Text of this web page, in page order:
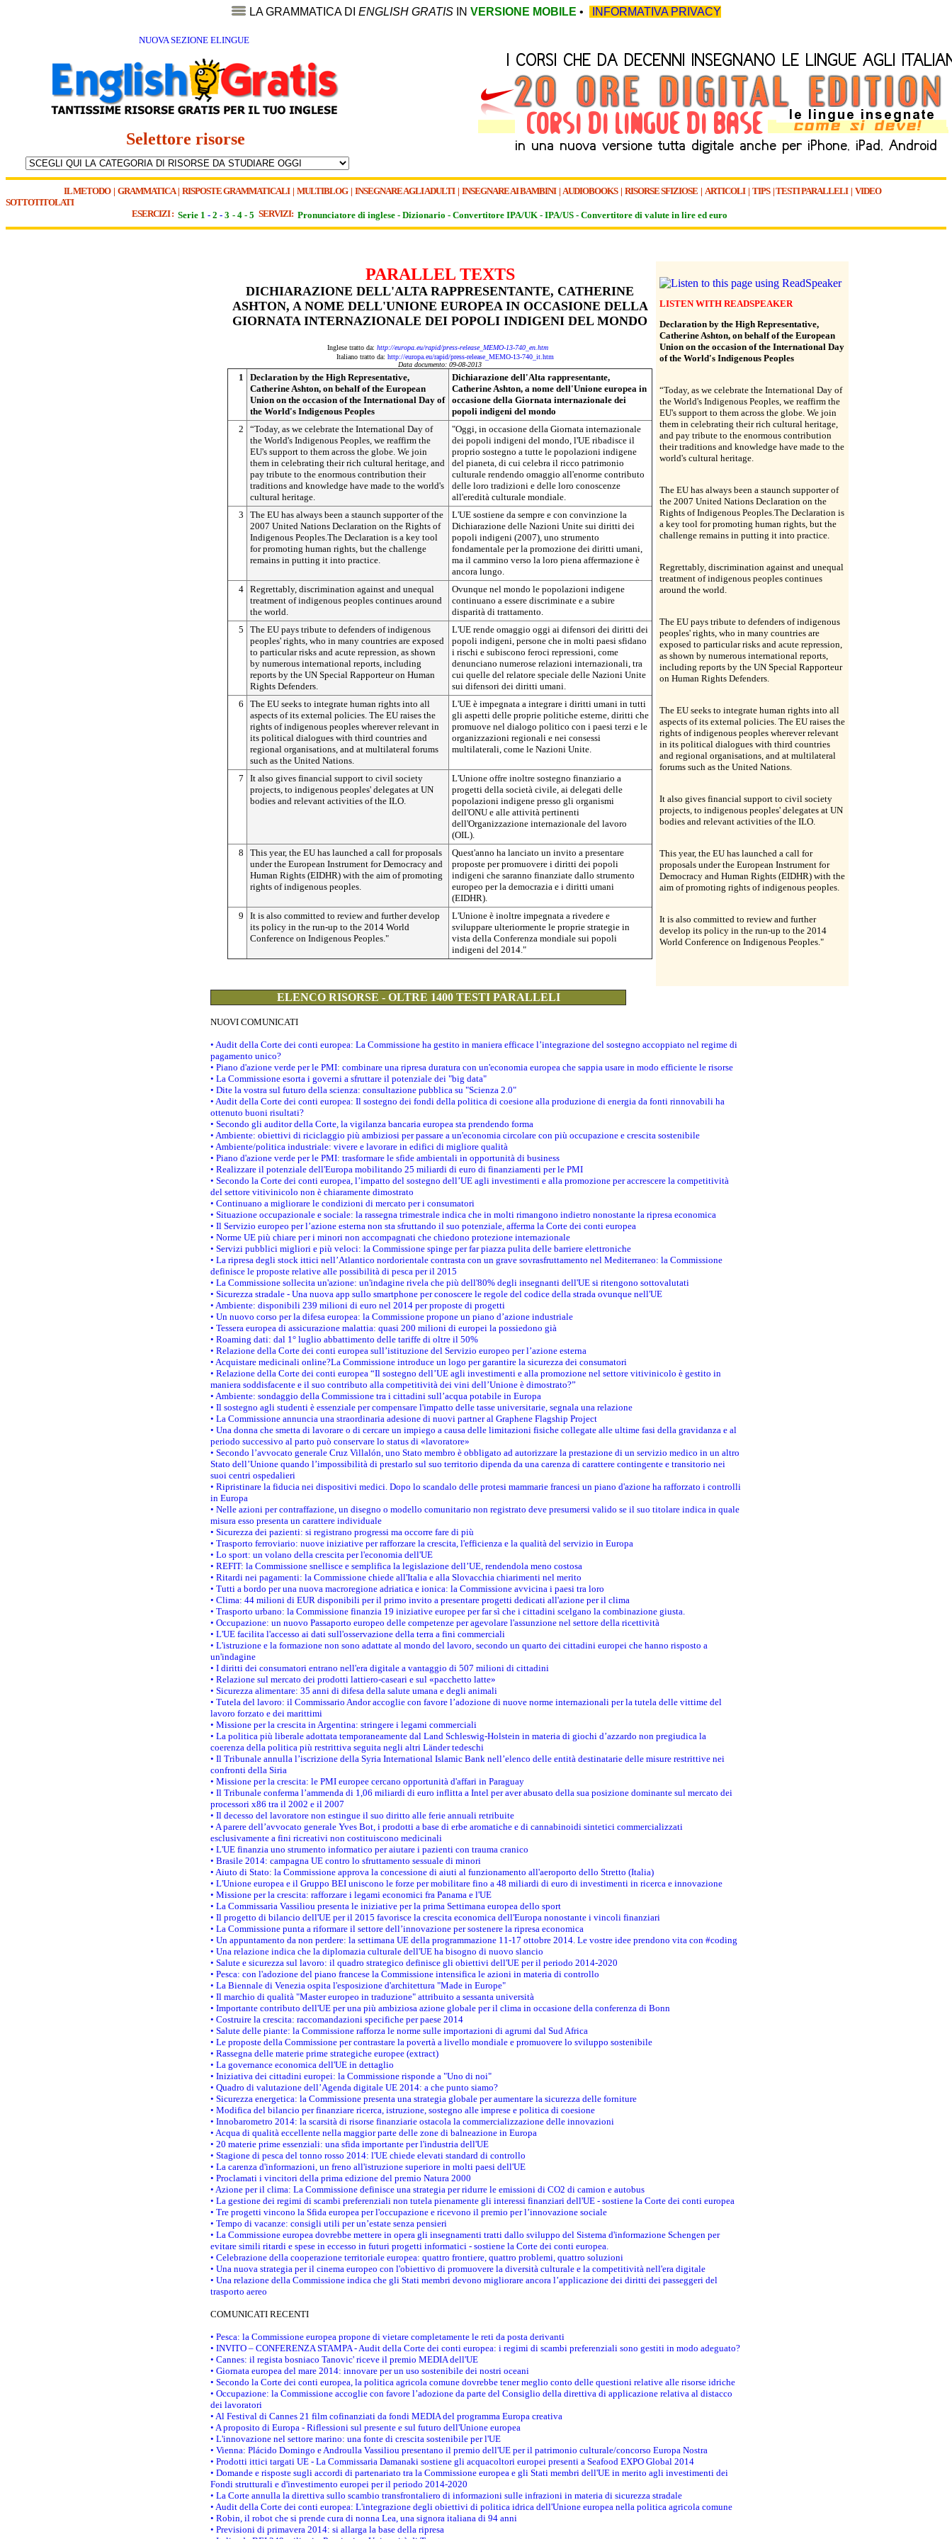
LA GRAMMATICA DI ENGLISH GRATIS IN VERSIONE MOBILE • INFORMATIVA PRIVACY
NUOVA SEZIONE ELINGUE
Selettore risorse
IL METODO| GRAMMATICA| RISPOSTE GRAMMATICALI| MULTIBLOG| INSEGNARE AGLI ADULTI | INSEGNARE AI BAMBINI| AUDIOBOOKS| RISORSE SFIZIOSE | ARTICOLI| TIPS|TESTI PARALLELI| VIDEO
SOTTOTITOLATI
ESERCIZI : Serie 1 - 2 - 3 - 4 - 5 SERVIZI: Pronunciatore di inglese - Dizionario - Convertitore IPA/UK - IPA/US - Convertitore di valute in lire ed euro
PARALLEL TEXTS
DICHIARAZIONE DELL'ALTA RAPPRESENTANTE, CATHERINE
ASHTON, A NOME DELL'UNIONE EUROPEA IN OCCASIONE DELLA
GIORNATA INTERNAZIONALE DEI POPOLI INDIGENI DEL MONDO
Inglese tratto da: http://europa.eu/rapid/press-release_MEMO-13-740_en.htm
Italiano tratto da: http://europa.eu/rapid/press-release_MEMO-13-740_it.htm
Data documento: 09-08-2013
1
Declaration by the High Representative,
Catherine Ashton, on behalf of the European
Union on the occasion of the International Day of
the World's Indigenous Peoples
Dichiarazione dell'Alta rappresentante,
Catherine Ashton, a nome dell'Unione europea in
occasione della Giornata internazionale dei
popoli indigeni del mondo
2
“Today, as we celebrate the International Day of
the World's Indigenous Peoples, we reaffirm the
EU's support to them across the globe. We join
them in celebrating their rich cultural heritage, and
pay tribute to the enormous contribution their
traditions and knowledge have made to the world's
cultural heritage.
"Oggi, in occasione della Giornata internazionale
dei popoli indigeni del mondo, l'UE ribadisce il
proprio sostegno a tutte le popolazioni indigene
del pianeta, di cui celebra il ricco patrimonio
culturale rendendo omaggio all'enorme contributo
delle loro tradizioni e delle loro conoscenze
all'eredità culturale mondiale.
3
The EU has always been a staunch supporter of the
2007 United Nations Declaration on the Rights of
Indigenous Peoples.The Declaration is a key tool
for promoting human rights, but the challenge
remains in putting it into practice.
L'UE sostiene da sempre e con convinzione la
Dichiarazione delle Nazioni Unite sui diritti dei
popoli indigeni (2007), uno strumento
fondamentale per la promozione dei diritti umani,
ma il cammino verso la loro piena affermazione è
ancora lungo.
4 Regrettably, discrimination against and unequal
treatment of indigenous peoples continues around
the world.
Ovunque nel mondo le popolazioni indigene
continuano a essere discriminate e a subire
disparità di trattamento.
5
The EU pays tribute to defenders of indigenous
peoples' rights, who in many countries are exposed
to particular risks and acute repression, as shown
by numerous international reports, including
reports by the UN Special Rapporteur on Human
Rights Defenders.
L'UE rende omaggio oggi ai difensori dei diritti dei
popoli indigeni, persone che in molti paesi sfidano
i rischi e subiscono feroci repressioni, come
denunciano numerose relazioni internazionali, tra
cui quelle del relatore speciale delle Nazioni Unite
sui difensori dei diritti umani.
6
The EU seeks to integrate human rights into all
aspects of its external policies. The EU raises the
rights of indigenous peoples wherever relevant in
its political dialogues with third countries and
regional organisations, and at multilateral forums
such as the United Nations.
L'UE è impegnata a integrare i diritti umani in tutti
gli aspetti delle proprie politiche esterne, diritti che
promuove nel dialogo politico con i paesi terzi e le
organizzazioni regionali e nei consessi
multilaterali, come le Nazioni Unite.
7
It also gives financial support to civil society
projects, to indigenous peoples' delegates at UN
bodies and relevant activities of the ILO.
L'Unione offre inoltre sostegno finanziario a
progetti della società civile, ai delegati delle
popolazioni indigene presso gli organismi
dell'ONU e alle attività pertinenti
dell'Organizzazione internazionale del lavoro
(OIL).
8
This year, the EU has launched a call for proposals
under the European Instrument for Democracy and
Human Rights (EIDHR) with the aim of promoting
rights of indigenous peoples.
Quest'anno ha lanciato un invito a presentare
proposte per promuovere i diritti dei popoli
indigeni che saranno finanziate dallo strumento
europeo per la democrazia e i diritti umani
(EIDHR).
9
It is also committed to review and further develop
its policy in the run-up to the 2014 World
Conference on Indigenous Peoples."
L'Unione è inoltre impegnata a rivedere e
sviluppare ulteriormente le proprie strategie in
vista della Conferenza mondiale sui popoli
indigeni del 2014."
LISTEN WITH READSPEAKER
Declaration by the High Representative,
Catherine Ashton, on behalf of the European
Union on the occasion of the International Day
of the World's Indigenous Peoples
“Today, as we celebrate the International Day of
the World's Indigenous Peoples, we reaffirm the
EU's support to them across the globe. We join
them in celebrating their rich cultural heritage,
and pay tribute to the enormous contribution
their traditions and knowledge have made to the
world's cultural heritage.
The EU has always been a staunch supporter of
the 2007 United Nations Declaration on the
Rights of Indigenous Peoples.The Declaration is
a key tool for promoting human rights, but the
challenge remains in putting it into practice.
Regrettably, discrimination against and unequal
treatment of indigenous peoples continues
around the world.
The EU pays tribute to defenders of indigenous
peoples' rights, who in many countries are
exposed to particular risks and acute repression,
as shown by numerous international reports,
including reports by the UN Special Rapporteur
on Human Rights Defenders.
The EU seeks to integrate human rights into all
aspects of its external policies. The EU raises the
rights of indigenous peoples wherever relevant
in its political dialogues with third countries
and regional organisations, and at multilateral
forums such as the United Nations.
It also gives financial support to civil society
projects, to indigenous peoples' delegates at UN
bodies and relevant activities of the ILO.
This year, the EU has launched a call for
proposals under the European Instrument for
Democracy and Human Rights (EIDHR) with the
aim of promoting rights of indigenous peoples.
It is also committed to review and further
develop its policy in the run-up to the 2014
World Conference on Indigenous Peoples."
ELENCO RISORSE - OLTRE 1400 TESTI PARALLELI
NUOVI COMUNICATI
• Audit della Corte dei conti europea: La Commissione ha gestito in maniera efficace l’integrazione del sostegno accoppiato nel regime di
pagamento unico?
• Piano d'azione verde per le PMI: combinare una ripresa duratura con un'economia europea che sappia usare in modo efficiente le risorse
• La Commissione esorta i governi a sfruttare il potenziale dei "big data"
• Dite la vostra sul futuro della scienza: consultazione pubblica su "Scienza 2.0"
• Audit della Corte dei conti europea: Il sostegno dei fondi della politica di coesione alla produzione di energia da fonti rinnovabili ha
ottenuto buoni risultati?
• Secondo gli auditor della Corte, la vigilanza bancaria europea sta prendendo forma
• Ambiente: obiettivi di riciclaggio più ambiziosi per passare a un'economia circolare con più occupazione e crescita sostenibile
• Ambiente/politica industriale: vivere e lavorare in edifici di migliore qualità
• Piano d'azione verde per le PMI: trasformare le sfide ambientali in opportunità di business
• Realizzare il potenziale dell'Europa mobilitando 25 miliardi di euro di finanziamenti per le PMI
• Secondo la Corte dei conti europea, l’impatto del sostegno dell’UE agli investimenti e alla promozione per accrescere la competitività
del settore vitivinicolo non è chiaramente dimostrato
• Continuano a migliorare le condizioni di mercato per i consumatori
• Situazione occupazionale e sociale: la rassegna trimestrale indica che in molti rimangono indietro nonostante la ripresa economica
• Il Servizio europeo per l’azione esterna non sta sfruttando il suo potenziale, afferma la Corte dei conti europea
• Norme UE più chiare per i minori non accompagnati che chiedono protezione internazionale
• Servizi pubblici migliori e più veloci: la Commissione spinge per far piazza pulita delle barriere elettroniche
• La ripresa degli stock ittici nell’Atlantico nordorientale contrasta con un grave sovrasfruttamento nel Mediterraneo: la Commissione
definisce le proposte relative alle possibilità di pesca per il 2015
• La Commissione sollecita un'azione: un'indagine rivela che più dell'80% degli insegnanti dell'UE si ritengono sottovalutati
• Sicurezza stradale - Una nuova app sullo smartphone per conoscere le regole del codice della strada ovunque nell'UE
• Ambiente: disponibili 239 milioni di euro nel 2014 per proposte di progetti
• Un nuovo corso per la difesa europea: la Commissione propone un piano d’azione industriale
• Tessera europea di assicurazione malattia: quasi 200 milioni di europei la possiedono già
• Roaming dati: dal 1° luglio abbattimento delle tariffe di oltre il 50%
• Relazione della Corte dei conti europea sull’istituzione del Servizio europeo per l’azione esterna
• Acquistare medicinali online?La Commissione introduce un logo per garantire la sicurezza dei consumatori
• Relazione della Corte dei conti europea “Il sostegno dell’UE agli investimenti e alla promozione nel settore vitivinicolo è gestito in
maniera soddisfacente e il suo contributo alla competitività dei vini dell’Unione è dimostrato?”
• Ambiente: sondaggio della Commissione tra i cittadini sull’acqua potabile in Europa
• Il sostegno agli studenti è essenziale per compensare l'impatto delle tasse universitarie, segnala una relazione
• La Commissione annuncia una straordinaria adesione di nuovi partner al Graphene Flagship Project
• Una donna che smetta di lavorare o di cercare un impiego a causa delle limitazioni fisiche collegate alle ultime fasi della gravidanza e al
periodo successivo al parto può conservare lo status di «lavoratore»
• Secondo l’avvocato generale Cruz Villalón, uno Stato membro è obbligato ad autorizzare la prestazione di un servizio medico in un altro
Stato dell’Unione quando l’impossibilità di prestarlo sul suo territorio dipenda da una carenza di carattere contingente e transitorio nei
suoi centri ospedalieri
• Ripristinare la fiducia nei dispositivi medici. Dopo lo scandalo delle protesi mammarie francesi un piano d'azione ha rafforzato i controlli
in Europa
• Nelle azioni per contraffazione, un disegno o modello comunitario non registrato deve presumersi valido se il suo titolare indica in quale
misura esso presenta un carattere individuale
• Sicurezza dei pazienti: si registrano progressi ma occorre fare di più
• Trasporto ferroviario: nuove iniziative per rafforzare la crescita, l'efficienza e la qualità del servizio in Europa
• Lo sport: un volano della crescita per l'economia dell'UE
• REFIT: la Commissione snellisce e semplifica la legislazione dell’UE, rendendola meno costosa
• Ritardi nei pagamenti: la Commissione chiede all'Italia e alla Slovacchia chiarimenti nel merito
• Tutti a bordo per una nuova macroregione adriatica e ionica: la Commissione avvicina i paesi tra loro
• Clima: 44 milioni di EUR disponibili per il primo invito a presentare progetti dedicati all'azione per il clima
• Trasporto urbano: la Commissione finanzia 19 iniziative europee per far sì che i cittadini scelgano la combinazione giusta.
• Occupazione: un nuovo Passaporto europeo delle competenze per agevolare l'assunzione nel settore della ricettività
• L'UE facilita l'accesso ai dati sull'osservazione della terra a fini commerciali
• L'istruzione e la formazione non sono adattate al mondo del lavoro, secondo un quarto dei cittadini europei che hanno risposto a
un'indagine
• I diritti dei consumatori entrano nell'era digitale a vantaggio di 507 milioni di cittadini
• Relazione sul mercato dei prodotti lattiero-caseari e sul «pacchetto latte»
• Sicurezza alimentare: 35 anni di difesa della salute umana e degli animali
• Tutela del lavoro: il Commissario Andor accoglie con favore l’adozione di nuove norme internazionali per la tutela delle vittime del
lavoro forzato e dei marittimi
• Missione per la crescita in Argentina: stringere i legami commerciali
• La politica più liberale adottata temporaneamente dal Land Schleswig-Holstein in materia di giochi d’azzardo non pregiudica la
coerenza della politica più restrittiva seguita negli altri Länder tedeschi
• Il Tribunale annulla l’iscrizione della Syria International Islamic Bank nell’elenco delle entità destinatarie delle misure restrittive nei
confronti della Siria
• Missione per la crescita: le PMI europee cercano opportunità d'affari in Paraguay
• Il Tribunale conferma l’ammenda di 1,06 miliardi di euro inflitta a Intel per aver abusato della sua posizione dominante sul mercato dei
processori x86 tra il 2002 e il 2007
• Il decesso del lavoratore non estingue il suo diritto alle ferie annuali retribuite
• A parere dell’avvocato generale Yves Bot, i prodotti a base di erbe aromatiche e di cannabinoidi sintetici commercializzati
esclusivamente a fini ricreativi non costituiscono medicinali
• L'UE finanzia uno strumento informatico per aiutare i pazienti con trauma cranico
• Brasile 2014: campagna UE contro lo sfruttamento sessuale di minori
• Aiuto di Stato: la Commissione approva la concessione di aiuti al funzionamento all'aeroporto dello Stretto (Italia)
• L'Unione europea e il Gruppo BEI uniscono le forze per mobilitare fino a 48 miliardi di euro di investimenti in ricerca e innovazione
• Missione per la crescita: rafforzare i legami economici fra Panama e l'UE
• La Commissaria Vassiliou presenta le iniziative per la prima Settimana europea dello sport
• Il progetto di bilancio dell'UE per il 2015 favorisce la crescita economica dell'Europa nonostante i vincoli finanziari
• La Commissione punta a riformare il settore dell’innovazione per sostenere la ripresa economica
• Un appuntamento da non perdere: la settimana UE della programmazione 11-17 ottobre 2014. Le vostre idee prendono vita con #coding
• Una relazione indica che la diplomazia culturale dell'UE ha bisogno di nuovo slancio
• Salute e sicurezza sul lavoro: il quadro strategico definisce gli obiettivi dell'UE per il periodo 2014-2020
• Pesca: con l'adozione del piano francese la Commissione intensifica le azioni in materia di controllo
• La Biennale di Venezia ospita l'esposizione d'architettura "Made in Europe"
• Il marchio di qualità "Master europeo in traduzione" attribuito a sessanta università
• Importante contributo dell'UE per una più ambiziosa azione globale per il clima in occasione della conferenza di Bonn
• Costruire la crescita: raccomandazioni specifiche per paese 2014
• Salute delle piante: la Commissione rafforza le norme sulle importazioni di agrumi dal Sud Africa
• Le proposte della Commissione per contrastare la povertà a livello mondiale e promuovere lo sviluppo sostenibile
• Rassegna delle materie prime strategiche europee (extract)
• La governance economica dell'UE in dettaglio
• Iniziativa dei cittadini europei: la Commissione risponde a "Uno di noi"
• Quadro di valutazione dell’Agenda digitale UE 2014: a che punto siamo?
• Sicurezza energetica: la Commissione presenta una strategia globale per aumentare la sicurezza delle forniture
• Modifica del bilancio per finanziare ricerca, istruzione, sostegno alle imprese e politica di coesione
• Innobarometro 2014: la scarsità di risorse finanziarie ostacola la commercializzazione delle innovazioni
• Acqua di qualità eccellente nella maggior parte delle zone di balneazione in Europa
• 20 materie prime essenziali: una sfida importante per l'industria dell'UE
• Stagione di pesca del tonno rosso 2014: l'UE chiede elevati standard di controllo
• La carenza d'informazioni, un freno all'istruzione superiore in molti paesi dell'UE
• Proclamati i vincitori della prima edizione del premio Natura 2000
• Azione per il clima: La Commissione definisce una strategia per ridurre le emissioni di CO2 di camion e autobus
• La gestione dei regimi di scambi preferenziali non tutela pienamente gli interessi finanziari dell'UE - sostiene la Corte dei conti europea
• Tre progetti vincono la Sfida europea per l'occupazione e ricevono il premio per l’innovazione sociale
• Tempo di vacanze: consigli utili per un’estate senza pensieri
• La Commissione europea dovrebbe mettere in opera gli insegnamenti tratti dallo sviluppo del Sistema d'informazione Schengen per
evitare simili ritardi e spese in eccesso in futuri progetti informatici - sostiene la Corte dei conti europea.
• Celebrazione della cooperazione territoriale europea: quattro frontiere, quattro problemi, quattro soluzioni
• Una nuova strategia per il cinema europeo con l'obiettivo di promuovere la diversità culturale e la competitività nell'era digitale
• Una relazione della Commissione indica che gli Stati membri devono migliorare ancora l’applicazione dei diritti dei passeggeri del
trasporto aereo
COMUNICATI RECENTI
• Pesca: la Commissione europea propone di vietare completamente le reti da posta derivanti
• INVITO – CONFERENZA STAMPA - Audit della Corte dei conti europea: i regimi di scambi preferenziali sono gestiti in modo adeguato?
• Cannes: il regista bosniaco Tanovic' riceve il premio MEDIA dell'UE
• Giornata europea del mare 2014: innovare per un uso sostenibile dei nostri oceani
• Secondo la Corte dei conti europea, la politica agricola comune dovrebbe tener meglio conto delle questioni relative alle risorse idriche
• Occupazione: la Commissione accoglie con favore l’adozione da parte del Consiglio della direttiva di applicazione relativa al distacco
dei lavoratori
• Al Festival di Cannes 21 film cofinanziati da fondi MEDIA del programma Europa creativa
• A proposito di Europa - Riflessioni sul presente e sul futuro dell'Unione europea
• L'innovazione nel settore marino: una fonte di crescita sostenibile per l'UE
• Vienna: Plácido Domingo e Androulla Vassiliou presentano il premio dell'UE per il patrimonio culturale/concorso Europa Nostra
• Prodotti ittici targati UE - La Commissaria Damanaki sostiene gli acquacoltori europei presenti a Seafood EXPO Global 2014
• Domande e risposte sugli accordi di partenariato tra la Commissione europea e gli Stati membri dell'UE in merito agli investimenti dei
Fondi strutturali e d'investimento europei per il periodo 2014-2020
• La Corte annulla la direttiva sullo scambio transfrontaliero di informazioni sulle infrazioni in materia di sicurezza stradale
• Audit della Corte dei conti europea: L'integrazione degli obiettivi di politica idrica dell'Unione europea nella politica agricola comune
• Robin, il robot che si prende cura di nonna Lea, una signora italiana di 94 anni
• Previsioni di primavera 2014: si allarga la base della ripresa